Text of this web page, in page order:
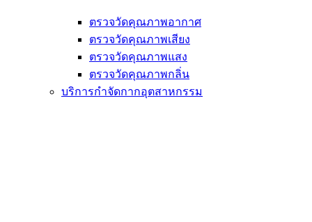
ตรวจวัดคุณภาพอากาศ
ตรวจวัดคุณภาพเสียง
ตรวจวัดคุณภาพแสง
ตรวจวัดคุณภาพกลิ่น
บริการกำจัดกากอุตสาหกรรม